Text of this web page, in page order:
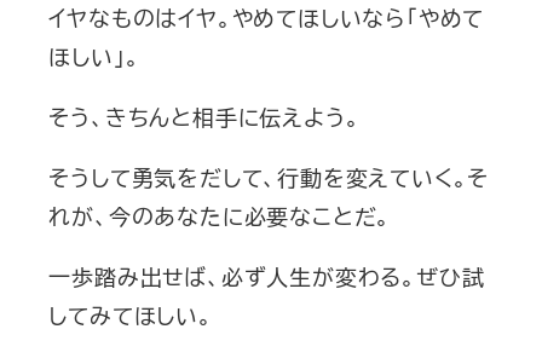
イヤなものはイヤ。やめてほしいなら「やめて
ほしい」。
そう、きちんと相手に伝えよう。
そうして勇気をだして、行動を変えていく。そ
れが、今のあなたに必要なことだ。
一歩踏み出せば、必ず人生が変わる。ぜひ試
してみてほしい。